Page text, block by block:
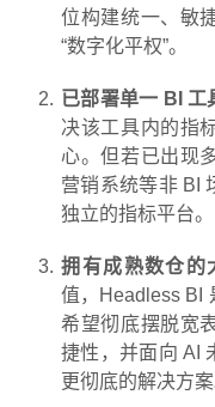
位构建统一、敏
“数字化平权”。
已部署单一 BI 工
决该工具内的指
心。但若已出现
营销系统等非 BI
独立的指标平台。
拥有成熟数仓的
值，Headless BI
希望彻底摆脱宽
捷性，并面向 AI
更彻底的解决方案